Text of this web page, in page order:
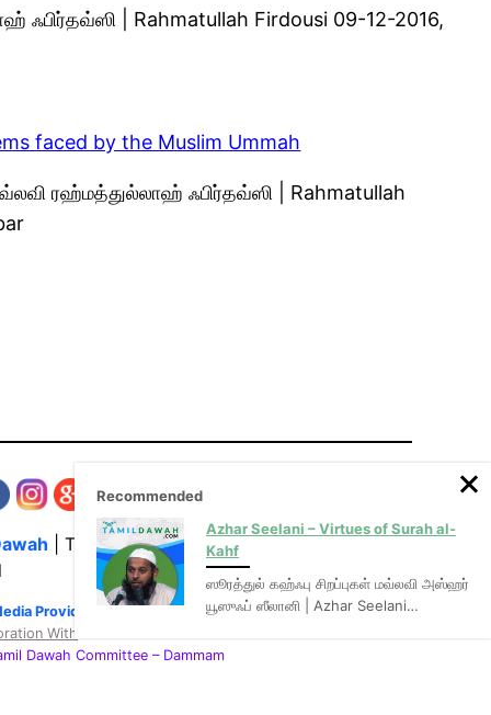
ஃபிர்தவ்ஸி | Rahmatullah Firdousi 09-12-2016,
faced by the Muslim Ummah
ரஹ்மத்துல்லாஹ் ஃபிர்தவ்ஸி | Rahmatullah
| The Media Hub for Islamic Lectures
Provider of video & audio mp3 tamil bayans
With
Dawah Committee – Dammam
Recommended
Azhar Seelani – Virtues of Surah al-
Kahf
ஸூரத்துல் கஹ்ஃபு சிறப்புகள் மவ்லவி அஸ்ஹர்
யூஸுஃப் ஸீலானி | Azhar Seelani…